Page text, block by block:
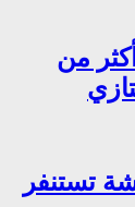
من
تستنفر